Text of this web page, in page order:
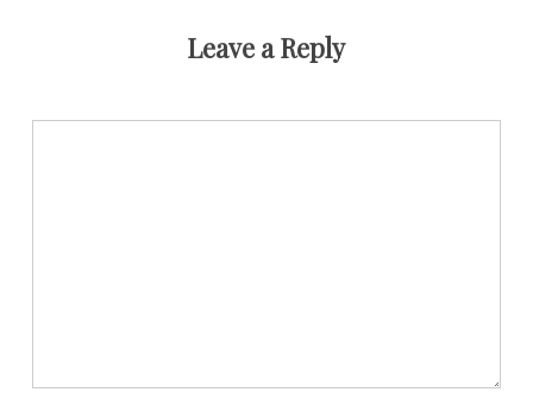
Leave a Reply